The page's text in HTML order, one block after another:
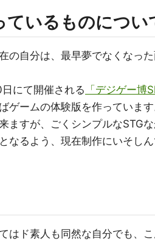
いるものについ
の自分は、最早夢でなくなっ
にて開催される 「デジゲー博
ゲームの体験版を作っていま
ますが、ごくシンプルなSTG
なるよう、現在制作にいそしん
はド素人も同然な自分でも、